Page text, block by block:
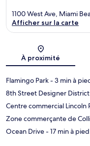
1100 West Ave, Miami
Afficher sur la carte
À proximité
Flamingo Park- 3 min à
8th Street Designer District
Centre commercial Lincoln
Zone commerçante de
Ocean Drive- 17 min à pied